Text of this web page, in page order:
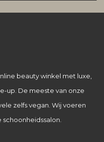
beauty winkel met luxe,
up. De meeste van onze
zelfs vegan. Wij voeren